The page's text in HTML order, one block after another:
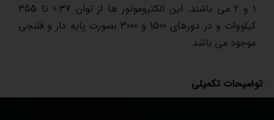
1 و 2 می باشند. این الکتروموتور ها از توان 0.37 تا 355
کیلووات و در دورهای 1500 و 3000 بصورت پایه دار و فلنجی
موجود می باشد.
توضیحات تکمیلی